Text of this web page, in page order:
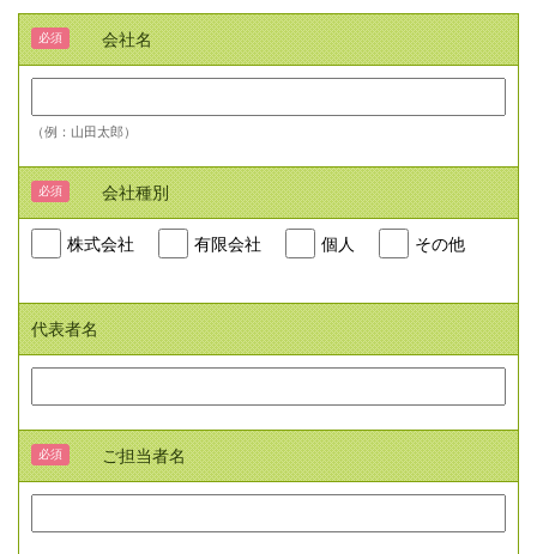
会社名
必須
（例：山田太郎）
会社種別
必須
株式会社 有限会社 個人 その他
代表者名
ご担当者名
必須